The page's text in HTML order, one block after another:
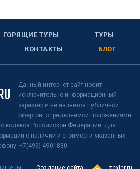
ГОРЯЩИЕ ТУРЫ
ТУРЫ
КОНТАКТЫ БЛОГ
Данный интернет-сайт носит
исключительно информационный
характер и не является публичной
офертой, определяемой положениями
кодекса Российской Федерации. Для
о наличии и стоимости указанных
+7(499) 4901830.